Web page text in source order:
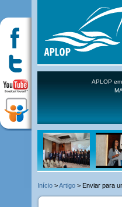
APLOP
Início >Artigo > Enviar para